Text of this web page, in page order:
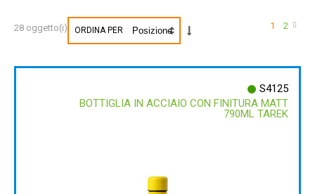
28 oggetto(i) 1 2
ORDINA PER
S4125
BOTTIGLIA IN ACCIAIO CON FINITURA MATT
790ML TAREK